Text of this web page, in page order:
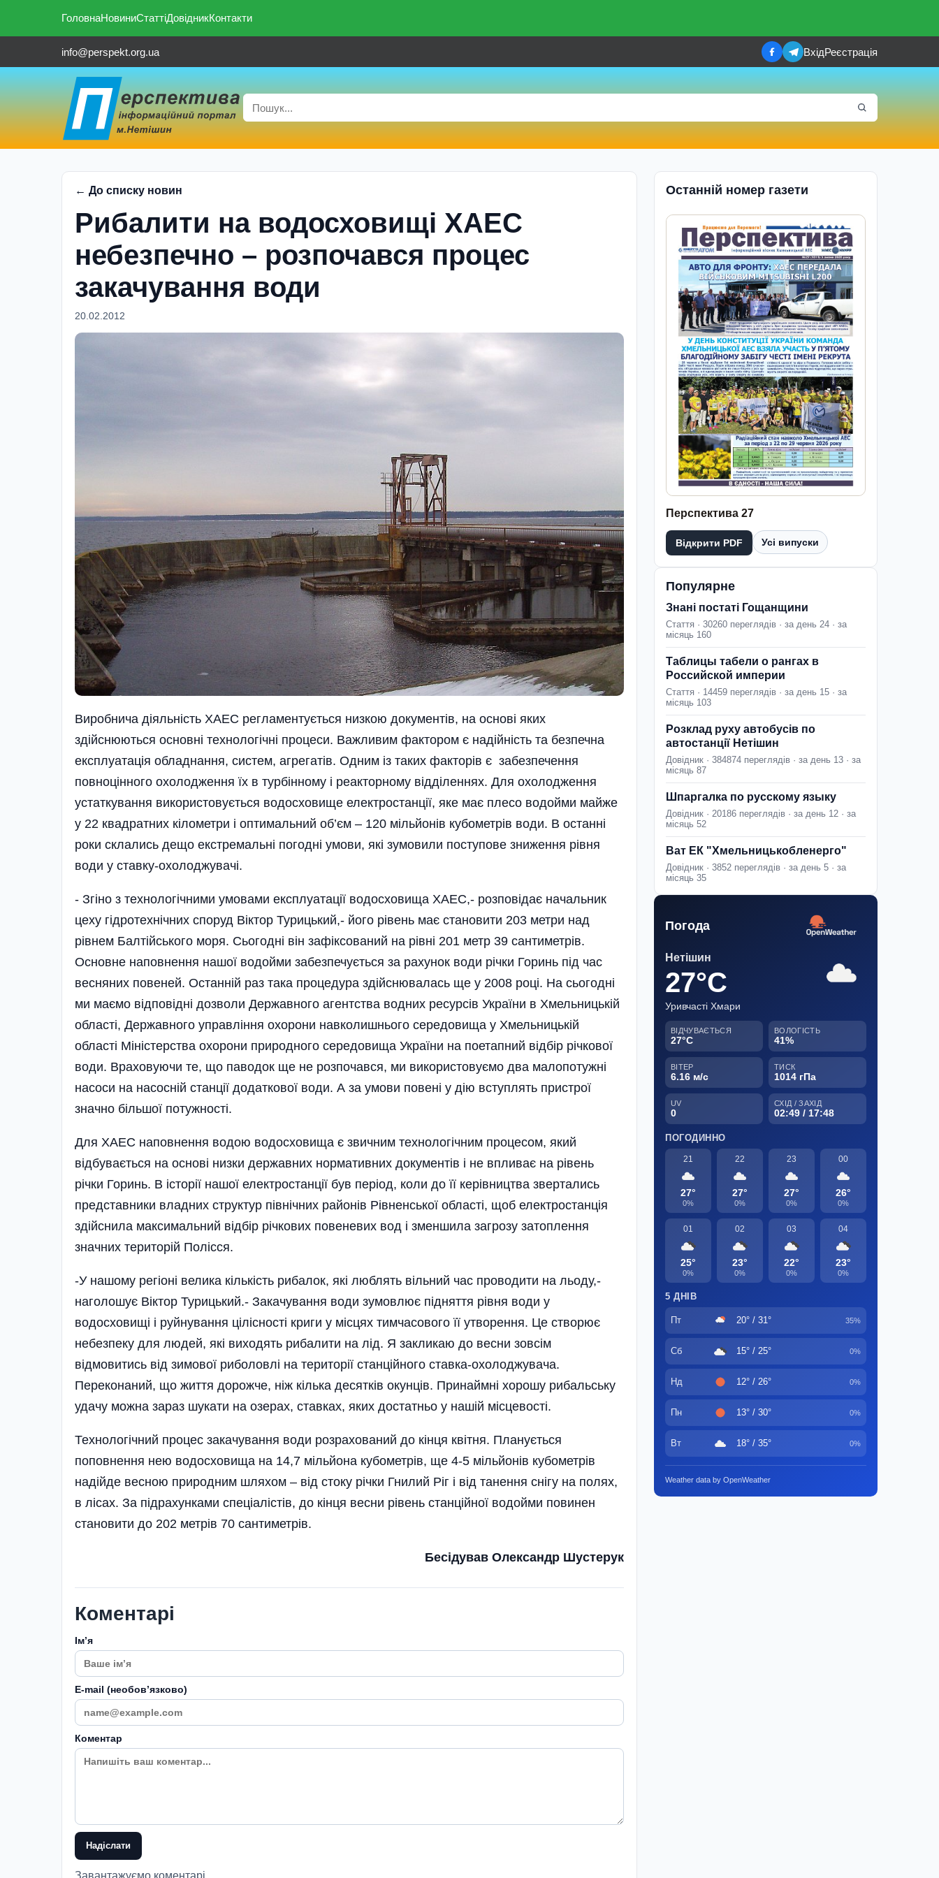
ГоловнаНовиниСтаттіДовідникКонтакти
info@perspekt.org.ua ВхідРеєстрація
← До списку новин
Рибалити на водосховищі ХАЕС
небезпечно – розпочався процес
закачування води
20.02.2012
Виробнича діяльність ХАЕС регламентується низкою документів, на основі яких
здійснюються основні технологічні процеси. Важливим фактором є надійність та безпечна
експлуатація обладнання, систем, агрегатів. Одним із таких факторів є забезпечення
повноцінного охоло­дження їх в турбінному і реакторному відділеннях. Для охолодження
устаткування використовується водосховище електростанції, яке має плесо водойми майже
у 22 квадратних кілометри і оптимальний об’єм – 120 мільйонів кубометрів води. В останні
роки склались дещо екстремальні погодні умови, які зумовили поступове зниження рівня
води у ставку-охолоджувачі.
- Згіно з технологічними умовами експлуатації водосховища ХАЕС,- розповідає начальник
цеху гідротехнічних споруд Віктор Турицький,- його рівень має становити 203 метри над
рівнем Балтійського моря. Сьогодні він зафіксований на рівні 201 метр 39 сантиметрів.
Основне наповнення нашої водойми забезпечується за рахунок води річки Горинь під час
весняних повеней. Останній раз така процедура здійснювалась ще у 2008 році. На сьогодні
ми маємо відповідні дозволи Державного агентства водних ресурсів України в Хмельницькій
області, Державного управління охорони навколишнього середовища у Хмельницькій
області Міністерства охорони природного середовища України на поетапний відбір річкової
води. Враховуючи те, що паводок ще не розпочався, ми використовуємо два малопотужні
насоси на насосній станції додаткової води. А за умови повені у дію вступлять пристрої
значно більшої потужності.
Для ХАЕС наповнення водою водосховища є звичним технологічним процесом, який
відбувається на основі низки державних нормативних документів і не впливає на рівень
річки Горинь. В історії нашої електростанції був період, коли до її керівництва звертались
представники владних структур північних районів Рівненської області, щоб електростанція
здійснила максимальний відбір річкових повеневих вод і зменшила загрозу затоплення
значних територій Полісся.
-У нашому регіоні велика кількість рибалок, які люблять вільний час проводити на льоду,-
наголошує Віктор Турицький.- Закачування води зумовлює підняття рівня води у
водосховищі і руйнування цілісності криги у місцях тимчасового її утворення. Це створює
небезпеку для людей, які виходять рибалити на лід. Я закликаю до весни зовсім
відмовитись від зимової риболовлі на території станційного ставка-охолоджувача.
Переконаний, що життя дорожче, ніж кілька десятків окунців. Принаймні хорошу рибальську
удачу можна зараз шукати на озерах, ставках, яких достатньо у нашій місцевості.
Технологічний процес закачування води розрахований до кінця квітня. Планується
поповнення нею водосховища на 14,7 мільйона кубометрів, ще 4-5 мільйонів кубометрів
надійде весною природним шляхом – від стоку річки Гнилий Ріг і від танення снігу на полях,
в лісах. За підрахунками спеціалістів, до кінця весни рівень станційної водойми повинен
становити до 202 метрів 70 сантиметрів.
Бесідував Олександр Шустерук
Коментарі
Імʼя
E-mail (необовʼязково)
Коментар
Надіслати
Завантажуємо коментарі...
Останній номер газети
Перспектива 27
Відкрити PDF Усі випуски
Популярне
Знані постаті Гощанщини
Стаття · 30260 переглядів · за день 24 · за
місяць 160
Таблицы табели о рангах в
Российской империи
Стаття · 14459 переглядів · за день 15 · за
місяць 103
Розклад руху автобусів по
автостанції Нетішин
Довідник · 384874 переглядів · за день 13 · за
місяць 87
Шпаргалка по русскому языку
Довідник · 20186 переглядів · за день 12 · за
місяць 52
Ват ЕК "Хмельницькобленерго"
Довідник · 3852 переглядів · за день 5 · за
місяць 35
Погода
Нетішин
27°C
Уривчасті Хмари
ВІДЧУВАЄТЬСЯ
27°C
ВОЛОГІСТЬ
41%
ВІТЕР
6.16 м/с
ТИСК
1014 гПа
UV
0
СХІД / ЗАХІД
02:49 / 17:48
ПОГОДИННО
21
27°
0%
22
27°
0%
23
27°
0%
00
26°
0%
01
25°
0%
02
23°
0%
03
22°
0%
04
23°
0%
5 ДНІВ
Пт 20° / 31° 35%
Сб 15° / 25° 0%
Нд 12° / 26° 0%
Пн 13° / 30° 0%
Вт 18° / 35° 0%
Weather data by OpenWeather